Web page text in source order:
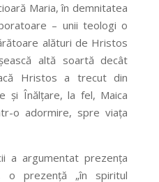
Maria, în demnitatea
– unii teologi o
alături de Hristos
altă soartă decât
Hristos a trecut din
și Înălțare, la fel, Maica
o adormire, spre viața
a argumentat prezența
o prezență „în spiritul